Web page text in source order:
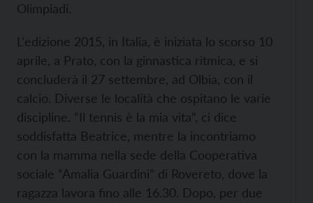
Olimpiadi.
L'edizione 2015, in Italia, è iniziata lo scorso 10
aprile, a Prato, con la ginnastica ritmica, e si
concluderà il 27 settembre, ad Olbia, con il
calcio. Diverse le località che ospitano le varie
discipline. “Il tennis è la mia vita”, ci dice
soddisfatta Beatrice, mentre la incontriamo
con la mamma nella sede della Cooperativa
sociale “Amalia Guardini” di Rovereto, dove la
ragazza lavora fino alle 16.30. Dopo, per due